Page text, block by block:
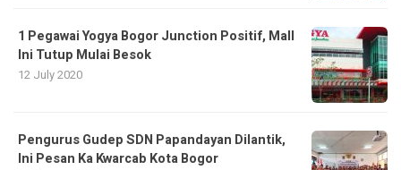
1 Pegawai Yogya Bogor Junction Positif, Mall
Ini Tutup Mulai Besok
12 July 2020
Pengurus Gudep SDN Papandayan Dilantik,
Ini Pesan Ka Kwarcab Kota Bogor